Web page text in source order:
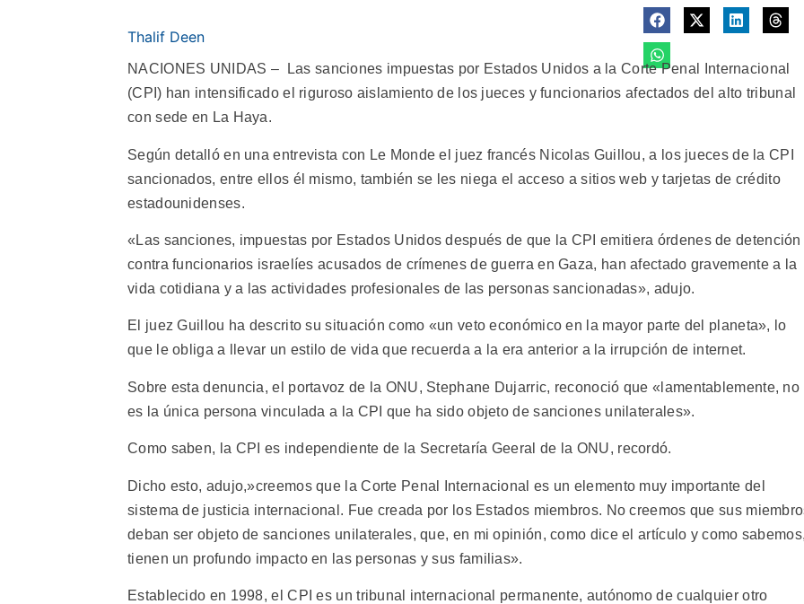
Thalif Deen
NACIONES UNIDAS – Las sanciones impuestas por Estados Unidos a la Corte Penal Internacional
(CPI) han intensificado el riguroso aislamiento de los jueces y funcionarios afectados del alto tribunal
con sede en La Haya.
Según detalló en una entrevista con Le Monde el juez francés Nicolas Guillou, a los jueces de la CPI
sancionados, entre ellos él mismo, también se les niega el acceso a sitios web y tarjetas de crédito
estadounidenses.
«Las sanciones, impuestas por Estados Unidos después de que la CPI emitiera órdenes de detención
contra funcionarios israelíes acusados de crímenes de guerra en Gaza, han afectado gravemente a la
vida cotidiana y a las actividades profesionales de las personas sancionadas», adujo.
El juez Guillou ha descrito su situación como «un veto económico en la mayor parte del planeta», lo
que le obliga a llevar un estilo de vida que recuerda a la era anterior a la irrupción de internet.
Sobre esta denuncia, el portavoz de la ONU, Stephane Dujarric, reconoció que «lamentablemente, no
es la única persona vinculada a la CPI que ha sido objeto de sanciones unilaterales».
Como saben, la CPI es independiente de la Secretaría Geeral de la ONU, recordó.
Dicho esto, adujo,»creemos que la Corte Penal Internacional es un elemento muy importante del
sistema de justicia internacional. Fue creada por los Estados miembros. No creemos que sus
deban ser objeto de sanciones unilaterales, que, en mi opinión, como dice el artículo y como
tienen un profundo impacto en las personas y sus familias».
Establecido en 1998, el CPI es un tribunal internacional permanente, autónomo de cualquier otro